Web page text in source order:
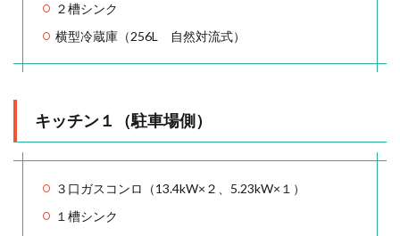
２槽シンク
横型冷蔵庫（256L 自然対流式）
キッチン１（駐車場側）
３口ガスコンロ（13.4kW×２、5.23kW×１）
１槽シンク